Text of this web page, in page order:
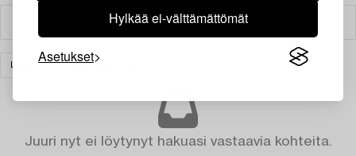
Hylkää ei-välttämättömät
Asetukset
Suodatin
TYHJENNÄ KAIKKI
Juuri nyt ei löytynyt hakuasi vastaavia kohteita.